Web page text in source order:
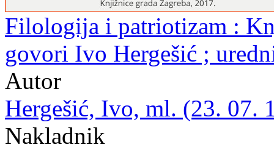
Filologija i patriotizam :
govori Ivo Hergešić ;
Autor
Hergešić, Ivo, ml. (23. 07.
Nakladnik